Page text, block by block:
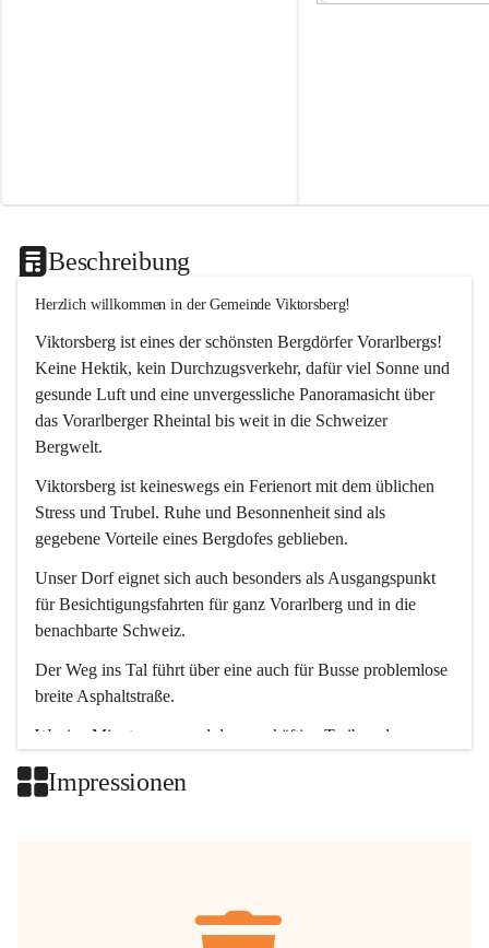
Beschreibung
Herzlich willkommen in der Gemeinde Viktorsberg!
Viktorsberg ist eines der schönsten Bergdörfer Vorarlbergs!
Keine Hektik, kein Durchzugsverkehr, dafür viel Sonne und
gesunde Luft und eine unvergessliche Panoramasicht über
das Vorarlberger Rheintal bis weit in die Schweizer
Bergwelt.
Viktorsberg ist keineswegs ein Ferienort mit dem üblichen
Stress und Trubel. Ruhe und Besonnenheit sind als
gegebene Vorteile eines Bergdofes geblieben.
Unser Dorf eignet sich auch besonders als Ausgangspunkt
für Besichtigungsfahrten für ganz Vorarlberg und in die
benachbarte Schweiz.
Der Weg ins Tal führt über eine auch für Busse problemlose
breite Asphaltstraße.
Wenige Minuten nur, und das geschäftige Treiben der
Impressionen